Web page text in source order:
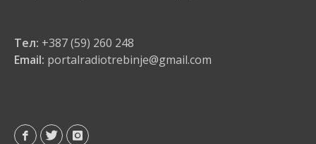
Тел: +387 (59) 260 248
Email: portalradiotrebinje@gmail.com